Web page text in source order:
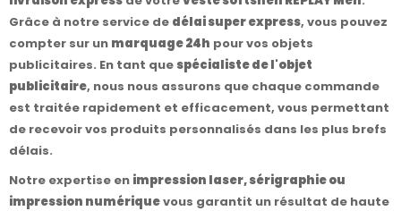
Grâce à notre service de délai super express, vous pouvez
compter sur un marquage 24h pour vos objets
publicitaires. En tant quespécialiste de l'objet
publicitaire, nous nous assurons que chaque commande
est traitée rapidement et efficacement, vous permettant
de recevoir vos produits personnalisés dans les plus brefs
délais.
Notre expertise en impression laser, sérigraphie ou
impression numériquevous garantit un résultat de haute